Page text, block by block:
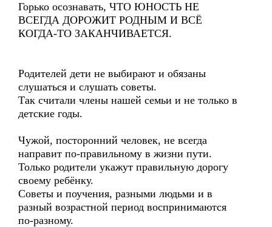
Горько осознавать, ЧТО ЮНОСТЬ НЕ
ВСЕГДА ДОРОЖИТ РОДНЫМ И ВСЁ
КОГДА-ТО ЗАКАНЧИВАЕТСЯ.
Родителей дети не выбирают и обязаны
слушаться и слушать советы.
Так считали члены нашей семьи и не только в
детские годы.
Чужой, посторонний человек, не всегда
направит по-правильному в жизни пути.
Только родители укажут правильную дорогу
своему ребёнку.
Советы и поучения, разными людьми и в
разный возрастной период воспринимаются
по-разному.